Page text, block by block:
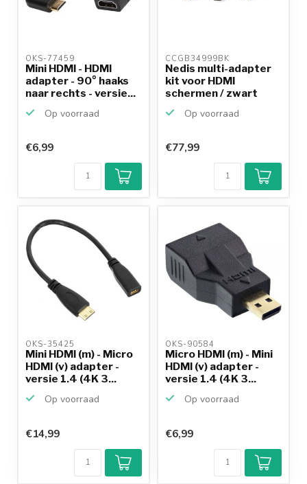
OKS-77459
Mini HDMI - HDMI
adapter - 90° haaks
naar rechts - versie...
Op voorraad
€6,99
CCGB34999BK
Nedis multi-adapter
kit voor HDMI
schermen / zwart
Op voorraad
€77,99
OKS-35425
Mini HDMI (m) - Micro
HDMI (v) adapter -
versie 1.4 (4K 3...
Op voorraad
€14,99
OKS-90584
Micro HDMI (m) - Mini
HDMI (v) adapter -
versie 1.4 (4K 3...
Op voorraad
9,2/10
Achteraf
betalen mogelijk
€6,99